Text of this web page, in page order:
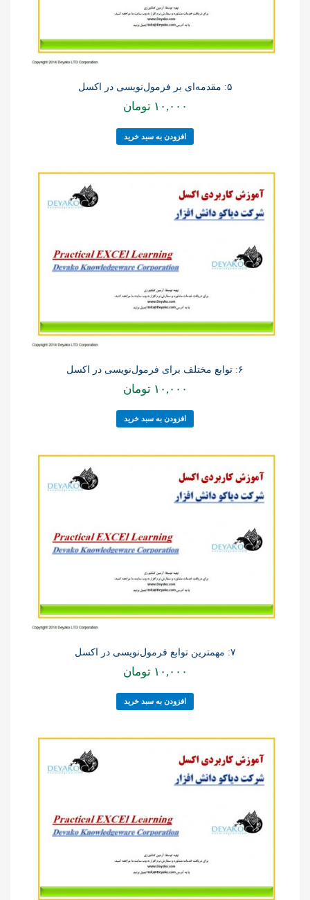
۵: مقدمه‌ای بر فرمول‌نویسی در اکسل
۱۰,۰۰۰ تومان
افزودن به سبد خرید
۶: توابع مختلف برای فرمول‌نویسی در اکسل
۱۰,۰۰۰ تومان
افزودن به سبد خرید
۷: مهمترین توابع فرمول‌نویسی در اکسل
۱۰,۰۰۰ تومان
افزودن به سبد خرید